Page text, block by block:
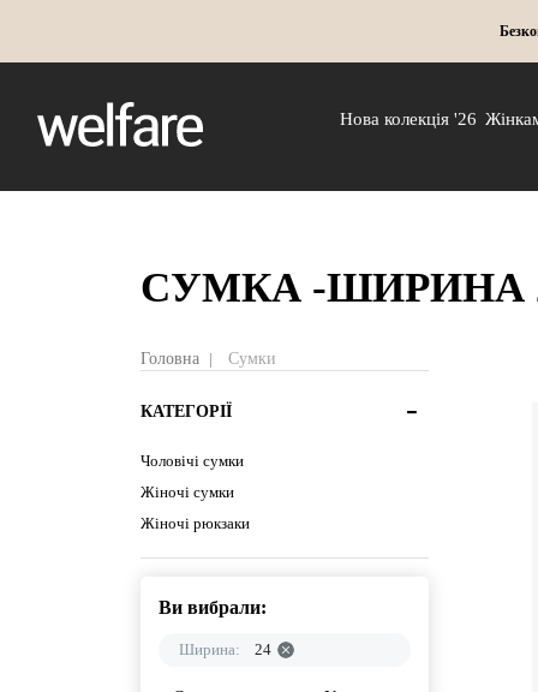
Нова колекція '26
СУМКА -ШИРИНА
Головна Сумки
КАТЕГОРІЇ
Чоловічі сумки
Жіночі сумки
Жіночі рюкзаки
Ви вибрали:
Ширина: 24